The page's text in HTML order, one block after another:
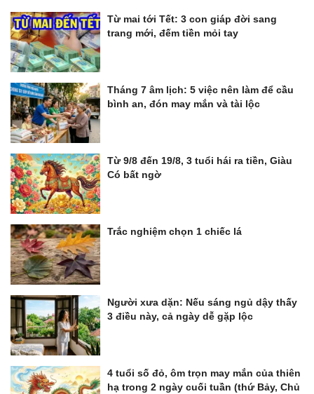
Từ mai tới Tết: 3 con giáp đời sang
trang mới, đếm tiền mỏi tay
Tháng 7 âm lịch: 5 việc nên làm để cầu
bình an, đón may mắn và tài lộc
Từ 9/8 đến 19/8, 3 tuổi hái ra tiền, Giàu
Có bất ngờ
Trắc nghiệm chọn 1 chiếc lá
Người xưa dặn: Nếu sáng ngủ dậy thấy
3 điều này, cả ngày dễ gặp lộc
4 tuổi số đỏ, ôm trọn may mắn của thiên
hạ trong 2 ngày cuối tuần (thứ Bảy, Chủ